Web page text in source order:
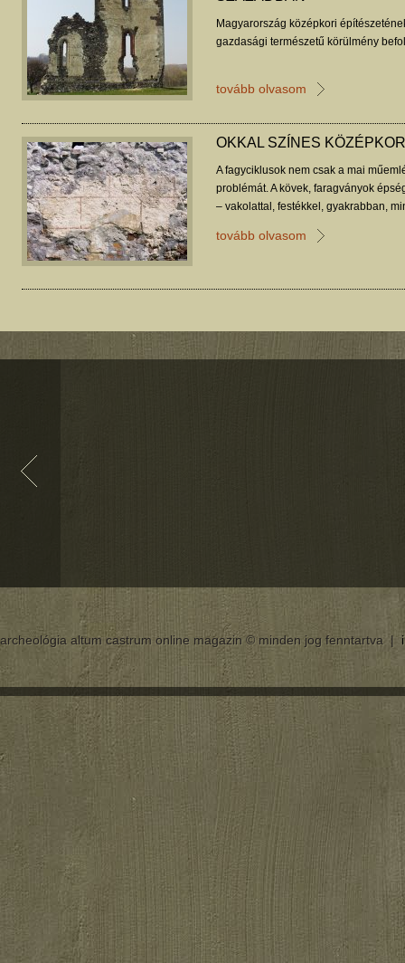
Magyarország középkori
gazdasági természetű körülmény
tovább olvasom
OKKAL SZÍNES KÖZÉPKOR
A fagyciklusok nem csak a mai
problémát. A kövek, faragványok
– vakolattal, festékkel, gyakrabban,
tovább olvasom
archeológia altum castrum online magazin © minden jog fenntartva |